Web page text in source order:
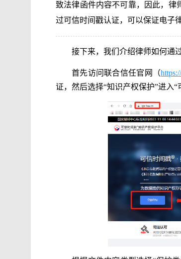
致法律函件内容不可靠，因此，律
过可信时间戳认证，可以保证电子
接下来，我们介绍律师如何通
首先访问联合信任官网（
证，然后选择“知识产权保护”进入“